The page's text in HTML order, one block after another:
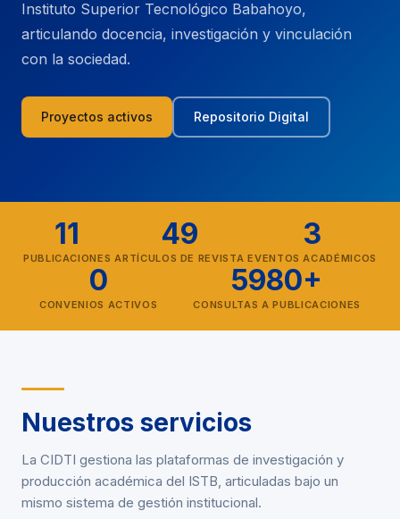
Instituto Superior Tecnológico Babahoyo,
articulando docencia, investigación y vinculación
con la sociedad.
Proyectos activos Repositorio Digital
11
PUBLICACIONES
49
ARTÍCULOS DE REVISTA
3
EVENTOS ACADÉMICOS
0
CONVENIOS ACTIVOS
5980+
CONSULTAS A PUBLICACIONES
Nuestros servicios
La CIDTI gestiona las plataformas de investigación y
producción académica del ISTB, articuladas bajo un
mismo sistema de gestión institucional.